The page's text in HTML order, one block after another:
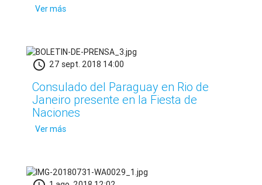
Ver más
schedule 27 sept. 2018 14:00
Consulado del Paraguay en Rio de
Janeiro presente en la Fiesta de
Naciones
Ver más